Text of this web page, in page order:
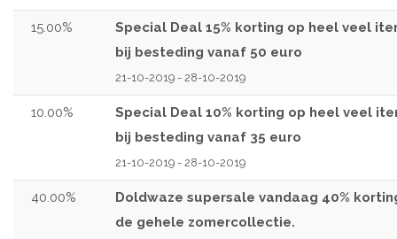
15.00%
Special Deal 15% korting op heel veel
bij besteding vanaf 50 euro
21-10-2019 - 28-10-2019
10.00%
Special Deal 10% korting op heel veel
bij besteding vanaf 35 euro
21-10-2019 - 28-10-2019
40.00%
Doldwaze supersale vandaag 40%
de gehele zomercollectie.